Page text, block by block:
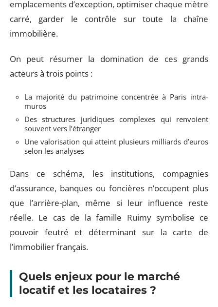
emplacements d’exception, optimiser chaque mètre
carré, garder le contrôle sur toute la chaîne
immobilière.
On peut résumer la domination de ces grands
acteurs à trois points :
La majorité du patrimoine concentrée à Paris intra-
muros
Des structures juridiques complexes qui renvoient
souvent vers l’étranger
Une valorisation qui atteint plusieurs milliards d’euros
selon les analyses
Dans ce schéma, les institutions, compagnies
d’assurance, banques ou foncières n’occupent plus
que l’arrière-plan, même si leur influence reste
réelle. Le cas de la famille Ruimy symbolise ce
pouvoir feutré et déterminant sur la carte de
l’immobilier français.
Quels enjeux pour le marché
locatif et les locataires ?